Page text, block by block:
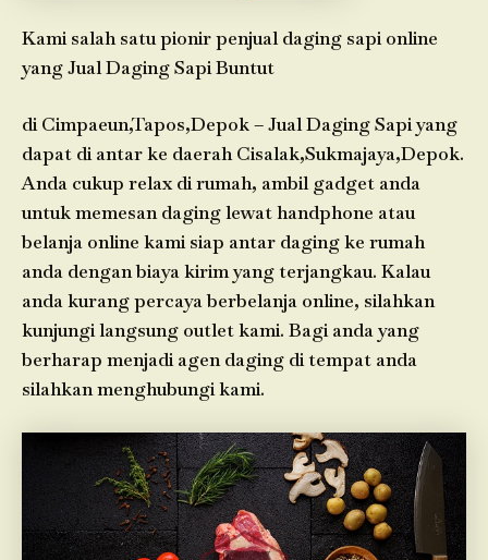
Kami salah satu pionir penjual daging sapi online
yang Jual Daging Sapi Buntut
di Cimpaeun,Tapos,Depok – Jual Daging Sapi yang
dapat di antar ke daerah Cisalak,Sukmajaya,Depok.
Anda cukup relax di rumah, ambil gadget anda
untuk memesan daging lewat handphone atau
belanja online kami siap antar daging ke rumah
anda dengan biaya kirim yang terjangkau. Kalau
anda kurang percaya berbelanja online, silahkan
kunjungi langsung outlet kami. Bagi anda yang
berharap menjadi agen daging di tempat anda
silahkan menghubungi kami.